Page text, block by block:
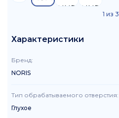
1 из 3
Характеристики
Бренд:
NORIS
Тип обрабатываемого отверстия:
Глухое